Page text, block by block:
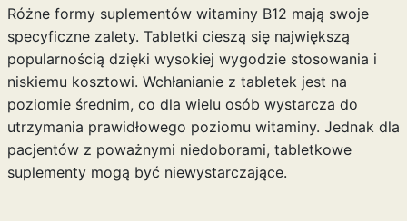
Różne formy suplementów witaminy B12 mają swoje
specyficzne zalety. Tabletki cieszą się największą
popularnością dzięki wysokiej wygodzie stosowania i
niskiemu kosztowi. Wchłanianie z tabletek jest na
poziomie średnim, co dla wielu osób wystarcza do
utrzymania prawidłowego poziomu witaminy. Jednak dla
pacjentów z poważnymi niedoborami, tabletkowe
suplementy mogą być niewystarczające.